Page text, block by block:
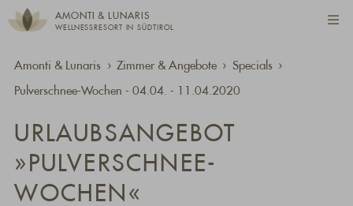
AMONTI & LUNARIS
WELLNESSRESORT IN SÜDTIROL
Amonti & Lunaris Zimmer & Angebote Specials
Pulverschnee-Wochen - 04.04. - 11.04.2020
URLAUBSANGEBOT
»PULVERSCHNEE-
WOCHEN«